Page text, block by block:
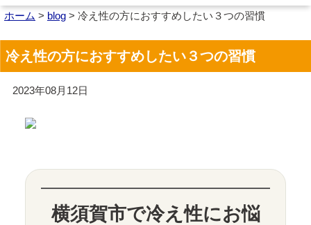
ホーム > blog > 冷え性の方におすすめしたい３つの習慣
冷え性の方におすすめしたい３つの習慣
2023年08月12日
横須賀市で冷え性にお悩